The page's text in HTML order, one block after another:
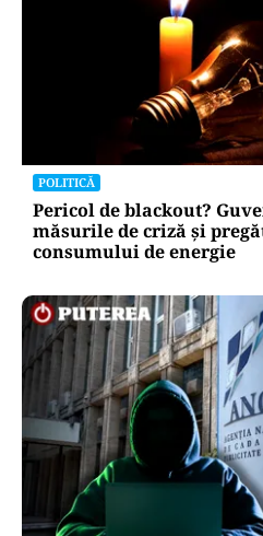
POLITICĂ
Pericol de blackout?
măsurile de criză și
consumului de energie